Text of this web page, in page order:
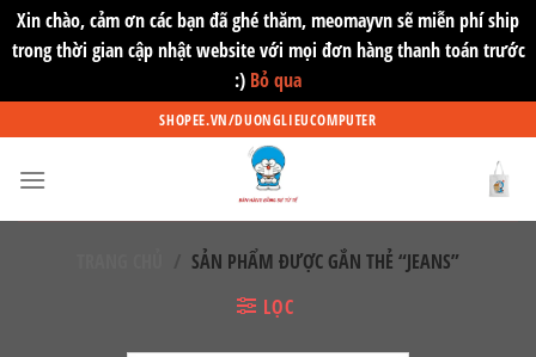
Xin chào, cảm ơn các bạn đã ghé thăm, meomayvn sẽ miễn phí ship
trong thời gian cập nhật website với mọi đơn hàng thanh toán trước
:) Bỏ qua
to
content
SHOPEE.VN/DUONGLIEUCOMPUTER
SẢN PHẨM ĐƯỢC GẮN THẺ “JEANS”
LỌC